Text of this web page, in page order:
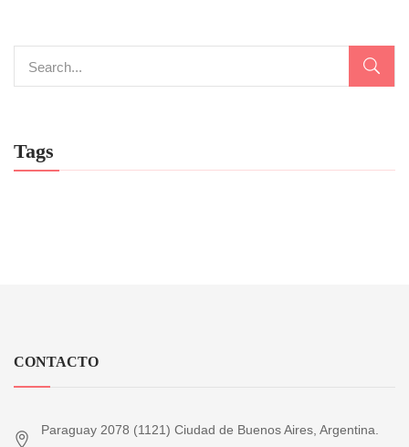
Tags
CONTACTO
Paraguay 2078 (1121) Ciudad de Buenos Aires, Argentina.